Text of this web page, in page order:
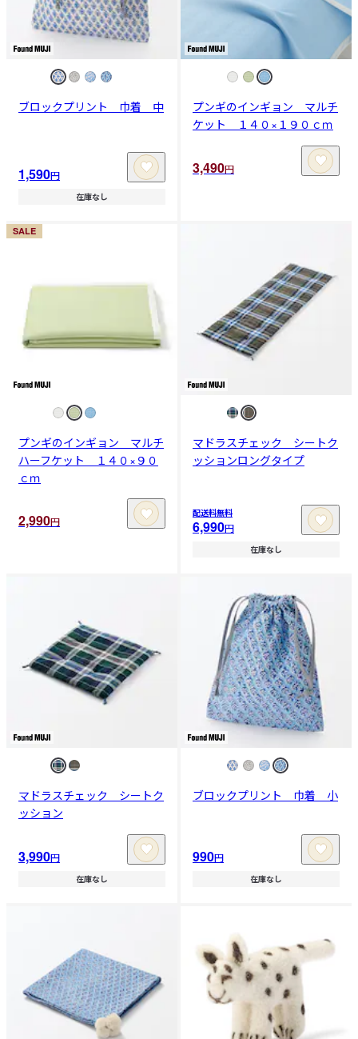
ブロックプリント 巾着 中
1,590円
在庫なし
プンギのインギョン マルチ
ケット １４０×１９０ｃｍ
3,490円
SALE
プンギのインギョン マルチ
ハーフケット １４０×９０
ｃｍ
2,990円
マドラスチェック シートク
ッションロングタイプ
配送料無料
6,990円
在庫なし
マドラスチェック シートク
ッション
3,990円
在庫なし
ブロックプリント 巾着 小
990円
在庫なし